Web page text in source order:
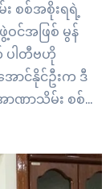
း စစ်အစိုးရရဲ့
င်အဖြစ် မွန်
ပါတီဗဟို
ာင်နိုင်ဦးက ဒီ
ဏာသိမ်း စစ်
ဖြစ်ပါတယ်။…